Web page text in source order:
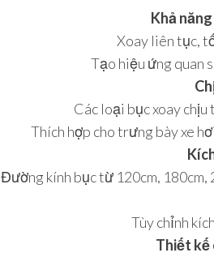
Khả
Xoay liên tục,
Tạo hiệu ứng quan
Các loại bục xoay
Thích hợp cho trưng bày xe
Đường kính bục từ 120cm, 180cm,
Tùy chỉnh
Thiết kế